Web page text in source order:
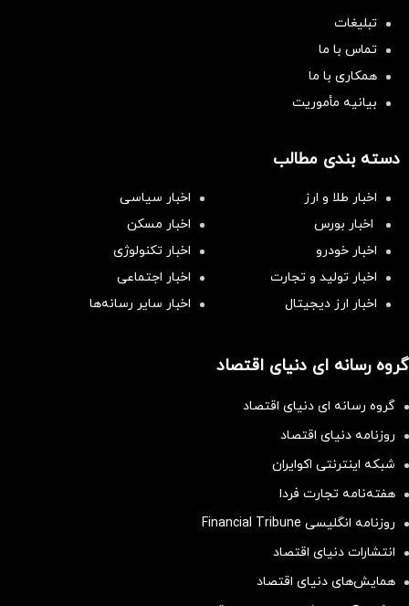
تبلیغات
تماس با ما
همکاری با ما
بیانیه مأموریت
دسته بندی مطالب
اخبار طلا و ارز
اخبار سیاسی
اخبار بورس
اخبار مسکن
اخبار خودرو
اخبار تکنولوژی
اخبار تولید و تجارت
اخبار اجتماعی
اخبار ارز دیجیتال
اخبار سایر رسانه‌‌ها
گروه رسانه ای دنیای اقتصاد
گروه رسانه ای دنیای اقتصاد
روزنامه دنیای اقتصاد
شبکه اینترنتی اکوایران
هفته‌نامه تجارت فردا
روزنامه انگلیسی Financial Tribune
انتشارات دنیای اقتصاد
همایش‌های دنیای اقتصاد